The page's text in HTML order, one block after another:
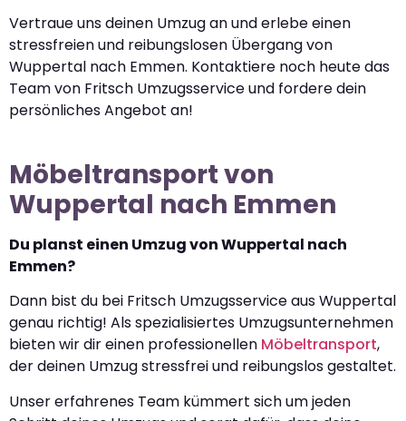
Vertraue uns deinen Umzug an und erlebe einen
stressfreien und reibungslosen Übergang von
Wuppertal nach Emmen. Kontaktiere noch heute das
Team von Fritsch Umzugsservice und fordere dein
persönliches Angebot an!
Möbeltransport von
Wuppertal nach Emmen
Du planst einen Umzug von Wuppertal nach
Emmen?
Dann bist du bei Fritsch Umzugsservice aus Wuppertal
genau richtig! Als spezialisiertes Umzugsunternehmen
bieten wir dir einen professionellen Möbeltransport,
der deinen Umzug stressfrei und reibungslos gestaltet.
Unser erfahrenes Team kümmert sich um jeden